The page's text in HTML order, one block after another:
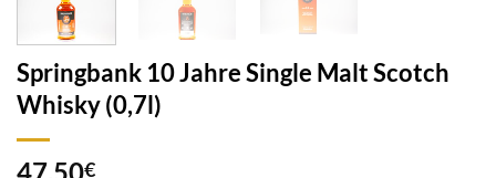
Springbank 10 Jahre Single Malt Scotch
Whisky (0,7l)
€